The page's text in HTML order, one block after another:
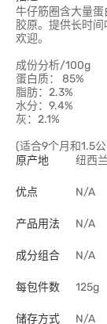
牛仔筋圈含大量
胶原。提供长时
欢迎。
成份分析/100g
蛋白质： 85%
脂肪：2.3%
水分：9.4%
灰：2.1%
(适合9个月和1.5
原产地
纽西兰
优点 N/A
产品用法 N/A
成分组合 N/A
每包件数 125g
储存方式 N/A